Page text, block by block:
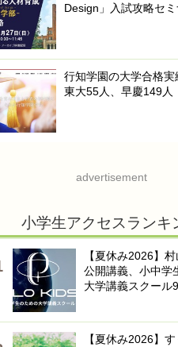
Design」入試攻略セ
行知学園の大学合格実
東大55人、早慶149人
advertisement
小学生アクセスランキ
【夏休み2026】
公開講義、小中学
大学講義スクール
【夏休み2026】